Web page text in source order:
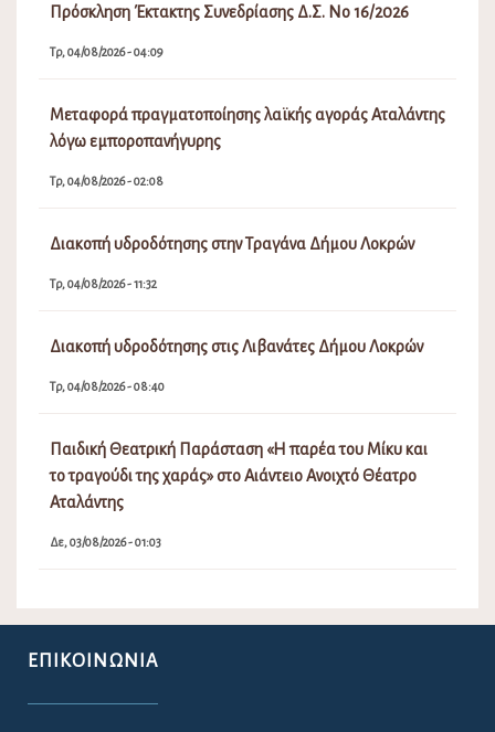
Πρόσκληση Έκτακτης Συνεδρίασης Δ.Σ. Νο 16/2026
Τρ, 04/08/2026 - 04:09
Μεταφορά πραγματοποίησης λαϊκής αγοράς Αταλάντης
λόγω εμποροπανήγυρης
Τρ, 04/08/2026 - 02:08
Διακοπή υδροδότησης στην Τραγάνα Δήμου Λοκρών
Τρ, 04/08/2026 - 11:32
Διακοπή υδροδότησης στις Λιβανάτες Δήμου Λοκρών
Τρ, 04/08/2026 - 08:40
Παιδική Θεατρική Παράσταση «Η παρέα του Μίκυ και
το τραγούδι της χαράς» στο Αιάντειο Ανοιχτό Θέατρο
Αταλάντης
Δε, 03/08/2026 - 01:03
ΕΠΙΚΟΙΝΩΝΊΑ